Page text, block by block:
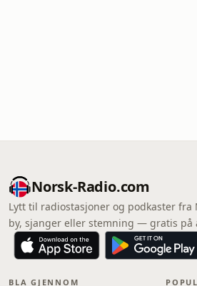
Norsk-Radio.com
Lytt til radiostasjoner og podkaster fra
by, sjanger eller stemning — gratis på
BLA GJENNOM